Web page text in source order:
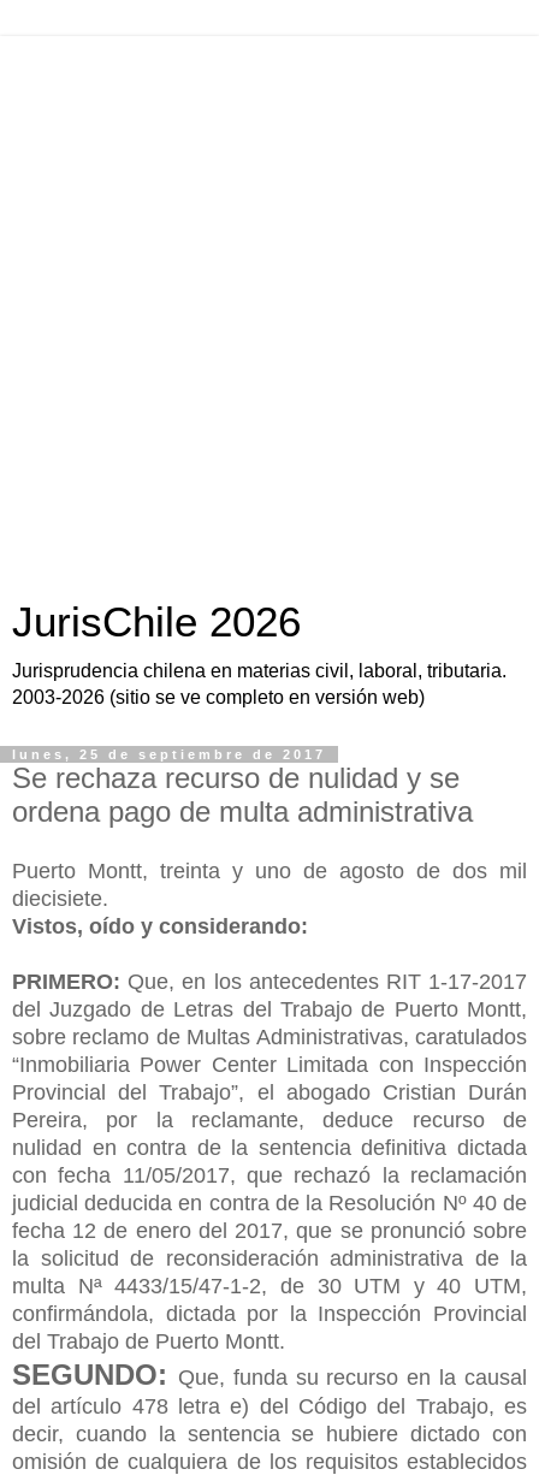
JurisChile 2026
Jurisprudencia chilena en materias civil, laboral, tributaria.
2003-2026 (sitio se ve completo en versión web)
lunes, 25 de septiembre de 2017
Se rechaza recurso de nulidad y se
ordena pago de multa administrativa
Puerto Montt, treinta y uno de agosto de dos mil
diecisiete.
Vistos, oído y considerando:
PRIMERO: Que, en los antecedentes RIT 1-17-2017
del Juzgado de Letras del Trabajo de Puerto Montt,
sobre reclamo de Multas Administrativas, caratulados
“Inmobiliaria Power Center Limitada con Inspección
Provincial del Trabajo”, el abogado Cristian Durán
Pereira, por la reclamante, deduce recurso de
nulidad en contra de la sentencia definitiva dictada
con fecha 11/05/2017, que rechazó la reclamación
judicial deducida en contra de la Resolución Nº 40 de
fecha 12 de enero del 2017, que se pronunció sobre
la solicitud de reconsideración administrativa de la
multa Nª 4433/15/47-1-2, de 30 UTM y 40 UTM,
confirmándola, dictada por la Inspección Provincial
del Trabajo de Puerto Montt.
SEGUNDO: Que, funda su recurso en la causal
del artículo 478 letra e) del Código del Trabajo, es
decir, cuando la sentencia se hubiere dictado con
omisión de cualquiera de los requisitos establecidos